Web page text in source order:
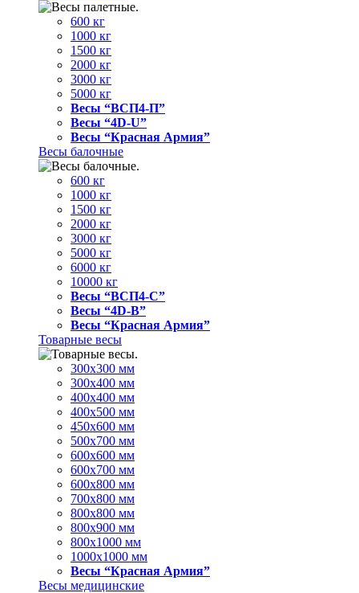
600 кг
1000 кг
1500 кг
2000 кг
3000 кг
5000 кг
Весы “ВСП4-П”
Весы “4D-U”
Весы “Красная Армия”
Весы балочные
600 кг
1000 кг
1500 кг
2000 кг
3000 кг
5000 кг
6000 кг
10000 кг
Весы “ВСП4-С”
Весы “4D-В”
Весы “Красная Армия”
Товарные весы
300х300 мм
300х400 мм
400х400 мм
400х500 мм
450х600 мм
500х700 мм
600х600 мм
600х700 мм
600х800 мм
700х800 мм
800х800 мм
800х900 мм
800х1000 мм
1000х1000 мм
Весы “Красная Армия”
Весы медицинские